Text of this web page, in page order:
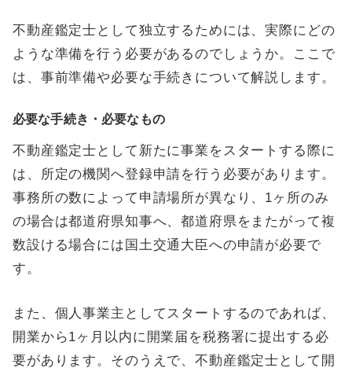
不動産鑑定士として独立するためには、実際にどの
ような準備を行う必要があるのでしょうか。ここで
は、事前準備や必要な手続きについて解説します。
必要な手続き・必要なもの
不動産鑑定士として新たに事業をスタートする際に
は、所定の機関へ登録申請を行う必要があります。
事務所の数によって申請場所が異なり、1ヶ所のみ
の場合は都道府県知事へ、都道府県をまたがって複
数設ける場合には国土交通大臣への申請が必要で
す。
また、個人事業主としてスタートするのであれば、
開業から1ヶ月以内に開業届を税務署に提出する必
要があります。そのうえで、不動産鑑定士として開